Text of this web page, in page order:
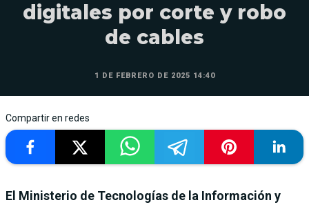
digitales por corte y robo
de cables
1 DE FEBRERO DE 2025 14:40
Compartir en redes
El Ministerio de Tecnologías de la Información y